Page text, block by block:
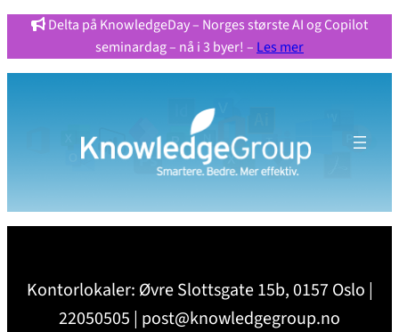
Delta på KnowledgeDay – Norges største AI og Copilot
seminardag – nå i 3 byer! – Les mer
Kontorlokaler: Øvre Slottsgate 15b, 0157 Oslo |
22050505 | post@knowledgegroup.no